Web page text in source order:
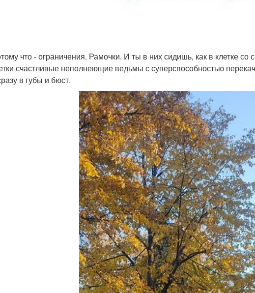
что - ограничения. Рамочки. И ты в них сидишь, как в клетке со
счастливые неполнеющие ведьмы с суперспособностью
в губы и бюст.